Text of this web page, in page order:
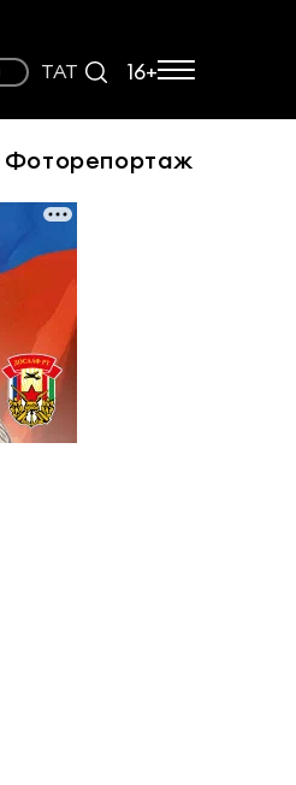
ТАТ 16+
Фоторепортаж